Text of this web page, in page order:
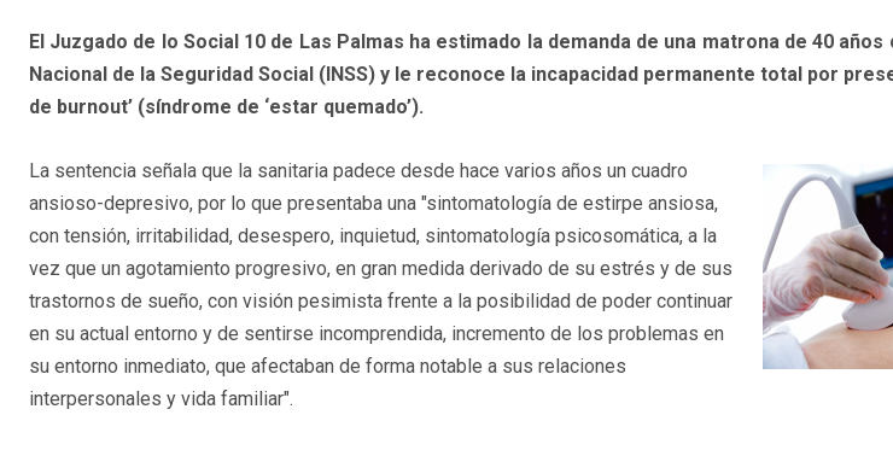
El Juzgado de lo Social 10 de Las Palmas ha estimado la demanda de una matrona de 40
Nacional de la Seguridad Social (INSS) y le reconoce la incapacidad permanente total por
de burnout’ (síndrome de ‘estar quemado’).
La sentencia señala que la sanitaria padece desde hace varios años un cuadro
ansioso-depresivo, por lo que presentaba una "sintomatología de estirpe ansiosa,
con tensión, irritabilidad, desespero, inquietud, sintomatología psicosomática, a la
vez que un agotamiento progresivo, en gran medida derivado de su estrés y de sus
trastornos de sueño, con visión pesimista frente a la posibilidad de poder continuar
en su actual entorno y de sentirse incomprendida, incremento de los problemas en
su entorno inmediato, que afectaban de forma notable a sus relaciones
interpersonales y vida familiar".